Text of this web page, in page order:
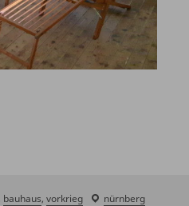
bauhaus, vorkrieg
laden
nürnberg